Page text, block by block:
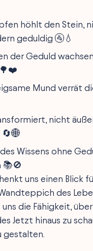
höhlt den Stein,
geduldig 🚰💧
der Geduld
Mund verrät
nicht
Wissens ohne
📚🚫
uns einen Blick
des
die Fähigkeit,
Jetzt hinaus zu
gestalten.